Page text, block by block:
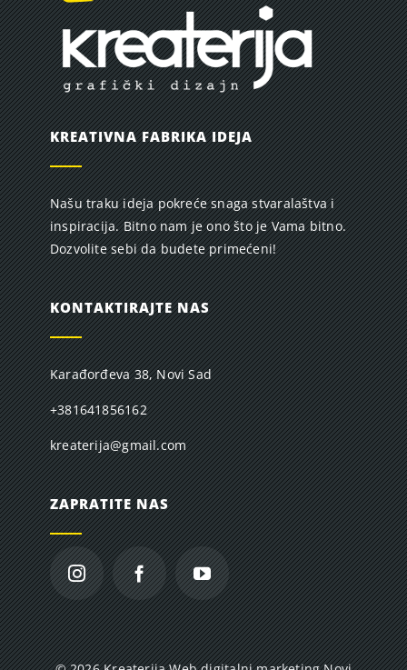
KREATIVNA FABRIKA IDEJA
Našu traku ideja pokreće snaga stvaralaštva i
inspiracija. Bitno nam je ono što je Vama bitno.
Dozvolite sebi da budete primećeni!
KONTAKTIRAJTE NAS
Karađorđeva 38, Novi Sad
+381641856162
kreaterija@gmail.com
ZAPRATITE NAS